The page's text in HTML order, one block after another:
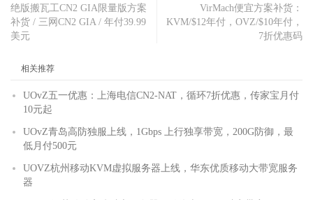
绝版搬瓦工CN2 GIA限量版方案
补货 / 三网CN2 GIA / 年付39.99
美元
VirMach便宜方案补货：
KVM/$12年付，OVZ/$10年付，
7折优惠码
相关推荐
UOvZ五一优惠：上海电信CN2-NAT，循环7折优惠，传家宝月付
10元起
UOvZ青岛高防独服上线，1Gbps 上行独享带宽，200G防御，最
低月付500元
UOVZ杭州移动KVM虚拟服务器上线，华东优质移动大带宽服务
器